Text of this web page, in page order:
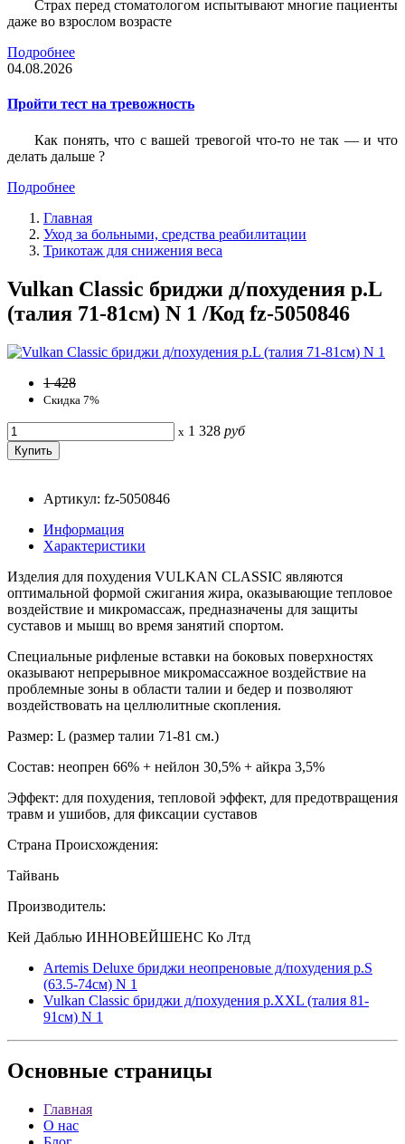
Страх перед стоматологом испытывают многие пациенты
даже во взрослом возрасте
Подробнее
04.08.2026
Пройти тест на тревожность
Как понять, что с вашей тревогой что-то не так — и что
делать дальше ?
Подробнее
Главная
Уход за больными, средства реабилитации
Трикотаж для снижения веса
Vulkan Classic бриджи д/похудения р.L
(талия 71-81см) N 1 /Код fz-5050846
1 428
Скидка 7%
x 1 328 руб
Артикул: fz-5050846
Информация
Характеристики
Изделия для похудения VULKAN CLASSIC являются
оптимальной формой сжигания жира, оказывающие тепловое
воздействие и микромассаж, предназначены для защиты
суставов и мышц во время занятий спортом.
Специальные рифленые вставки на боковых поверхностях
оказывают непрерывное микромассажное воздействие на
проблемные зоны в области талии и бедер и позволяют
воздействовать на целлюлитные скопления.
Размер: L (размер талии 71-81 см.)
Состав: неопрен 66% + нейлон 30,5% + айкра 3,5%
Эффект: для похудения, тепловой эффект, для предотвращения
травм и ушибов, для фиксации суставов
Страна Происхождения:
Тайвань
Производитель:
Кей Даблью ИННОВЕЙШЕНС Ко Лтд
Artemis Deluxe бриджи неопреновые д/похудения р.S
(63.5-74см) N 1
Vulkan Classic бриджи д/похудения р.XXL (талия 81-
91см) N 1
Основные страницы
Главная
О нас